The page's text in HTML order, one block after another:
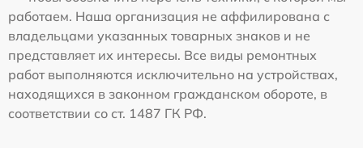
работаем. Наша организация не аффилирована с
владельцами указанных товарных знаков и не
представляет их интересы. Все виды ремонтных
работ выполняются исключительно на устройствах,
находящихся в законном гражданском обороте, в
соответствии со ст. 1487 ГК РФ.